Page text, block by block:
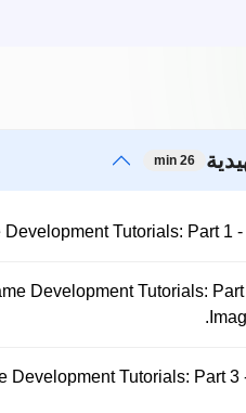
26 min
Development Tutorials:
Development Tutorials: Part 3